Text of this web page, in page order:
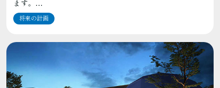
ます。…
将来の計画